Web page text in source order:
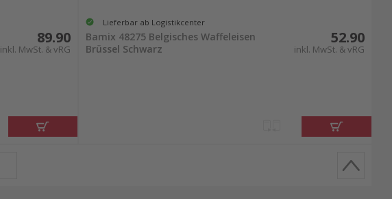
89.90
inkl. MwSt. & vRG
Lieferbar ab Logistikcenter
Bamix 48275 Belgisches Waffeleisen
Brüssel Schwarz
52.90
inkl. MwSt. & vRG